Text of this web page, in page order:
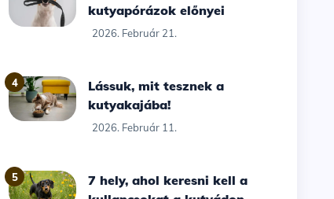
kutyapórázok előnyei
2026. Február 21.
4
Lássuk, mit tesznek a
kutyakajába!
2026. Február 11.
5
7 hely, ahol keresni kell a